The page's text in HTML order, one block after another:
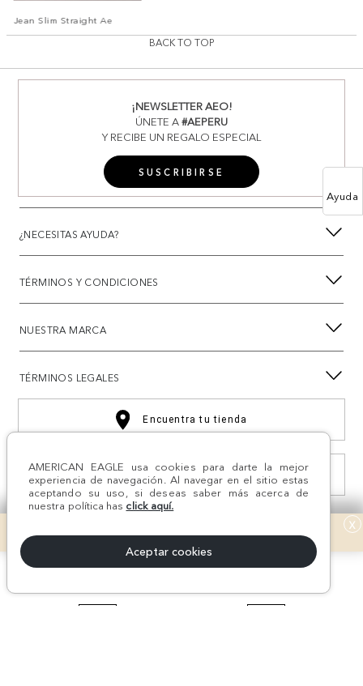
AMERICAN EAGLE usa cookies para darte la mejor
experiencia de navegación. Al navegar en el sitio estas
aceptando su uso, si deseas saber más acerca de
nuestra política has click aquí.
Aceptar cookies
x
Ayuda
Jean Slim Straight Ae
BACK TO TOP
¡NEWSLETTER AEO!
ÚNETE A#AEPERU
Y RECIBE UN REGALO ESPECIAL
SUSCRIBIRSE
¿NECESITAS AYUDA?
TÉRMINOS Y CONDICIONES
NUESTRA MARCA
TÉRMINOS LEGALES
Encuentra tu tienda
Consulta estado Reclamación
¡Síguenos en nuestras